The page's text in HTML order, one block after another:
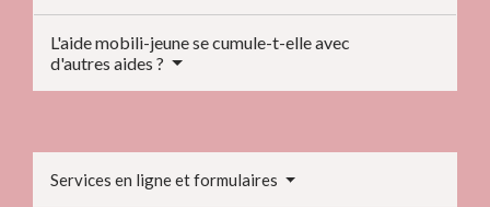
L'aide mobili-jeune se cumule-t-elle avec
d'autres aides ?
Services en ligne et formulaires